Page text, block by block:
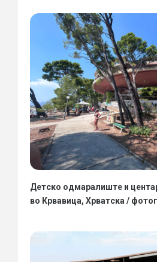
Детско одмаралиште и
во Крвавица, Хрватска /